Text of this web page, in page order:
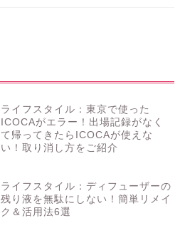
ライフスタイル：東京で使った
ICOCAがエラー！出場記録がなく
て帰ってきたらICOCAが使えな
い！取り消し方をご紹介
ライフスタイル：ディフューザーの
残り液を無駄にしない！簡単リメイ
ク＆活用法6選